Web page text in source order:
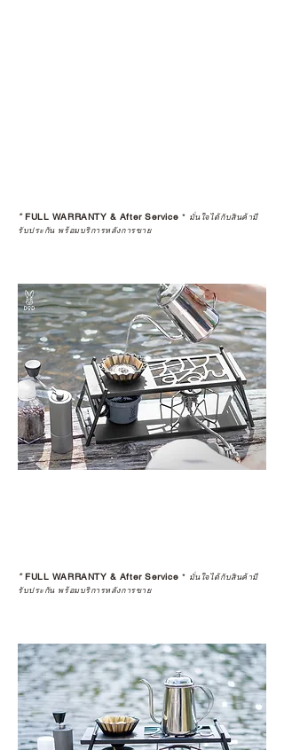
*FULL WARRANTY & After Service * มั่นใจได้กับสินค้ามี
รับประกัน พร้อมบริการหลังการขาย
*FULL WARRANTY & After Service * มั่นใจได้กับสินค้ามี
รับประกัน พร้อมบริการหลังการขาย